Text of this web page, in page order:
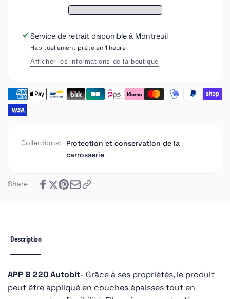
Matière
bitumineuse
propriétés
antirouille
et
protection
de
de
carrosserie
Kg
Autobit
Matière
avec
propriétés
antirouille
pour
éléments
de
1
Kg
Service de retrait disponible à Montreuil
Habituellement prête en 1 heure
Afficher les informations de la boutique
Collections:
Protection et conservation de la
carrosserie
Share
Description
APP B 220 Autobit- Grâce à ses propriétés, le produit
peut être appliqué en couches épaisses tout en